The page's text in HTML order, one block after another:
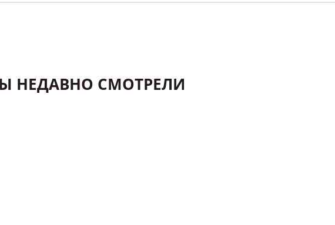
НЕДАВНО СМОТРЕЛИ